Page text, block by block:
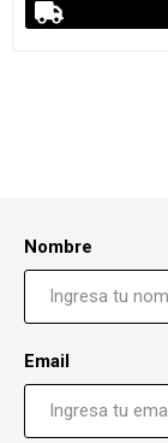
Nombre
Email